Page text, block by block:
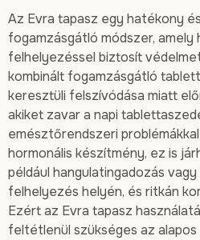
Az Evra tapasz egy hatékony
fogamzásgátló módszer,
felhelyezéssel biztosít
kombinált fogamzásgátló
keresztüli felszívódása miatt
akiket zavar a napi
emésztőrendszeri
hormonális készítmény, ez is
például hangulatingadozás
felhelyezés helyén, és ritkán
Ezért az Evra tapasz
feltétlenül szükséges az